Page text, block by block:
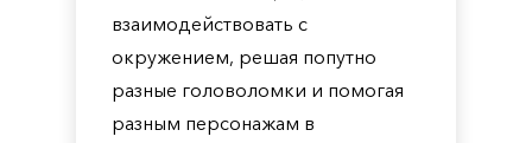
взаимодействовать с
окружением, решая попутно
разные головоломки и помогая
разным персонажам в